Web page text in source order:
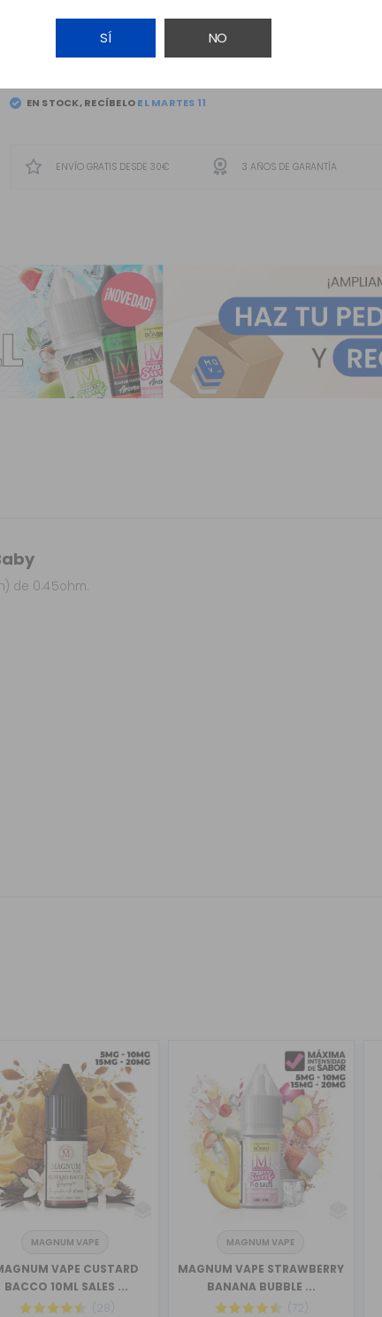
SÍ NO
EN STOCK, RECÍBELO
ENVÍO GRATIS DESDE 30€ 3 AÑOS DE GARANTÍA
de 0.45ohm.
MAGNUM VAPE
VAPE CUSTARD
BACCO 10ML SALES ...
(28)
MAGNUM VAPE
MAGNUM VAPE STRAWBERRY
BANANA BUBBLE ...
(72)